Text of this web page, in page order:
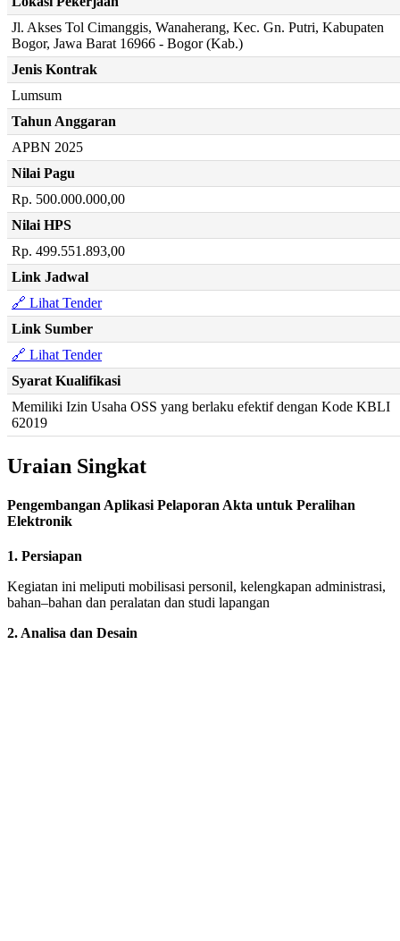
Jl. Akses Tol Cimanggis, Wanaherang, Kec. Gn. Putri, Kabupaten
Bogor, Jawa Barat 16966 - Bogor (Kab.)
Jenis Kontrak
Lumsum
Tahun Anggaran
APBN 2025
Nilai Pagu
Rp. 500.000.000,00
Nilai HPS
Rp. 499.551.893,00
Link Jadwal
🔗 Lihat Tender
Link Sumber
🔗 Lihat Tender
Syarat Kualifikasi
Memiliki Izin Usaha OSS yang berlaku efektif dengan Kode KBLI
62019
Uraian Singkat
Pengembangan Aplikasi Pelaporan Akta untuk Peralihan
Elektronik
1. Persiapan
Kegiatan ini meliputi mobilisasi personil, kelengkapan administrasi,
bahan–bahan dan peralatan dan studi lapangan
2. Analisa dan Desain